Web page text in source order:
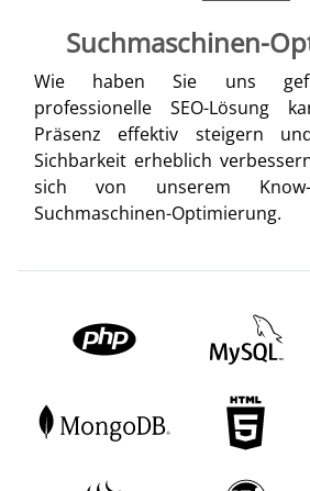
Suchmaschinen-
Wie haben Sie uns
professionelle SEO-Lösung
Präsenz effektiv steigern
Sichbarkeit erheblich
sich von unserem
Suchmaschinen-Optimierung.